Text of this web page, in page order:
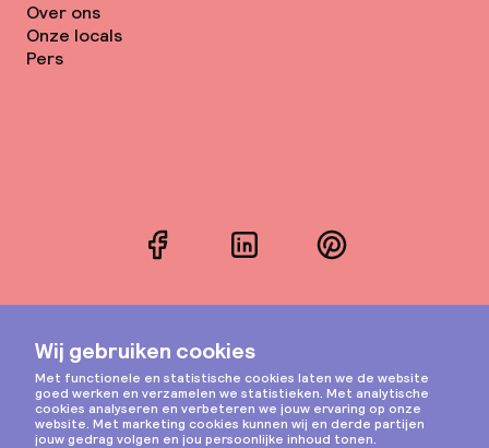
Over ons
Onze locals
Pers
FacebookLinkedInPinterest
Instagram